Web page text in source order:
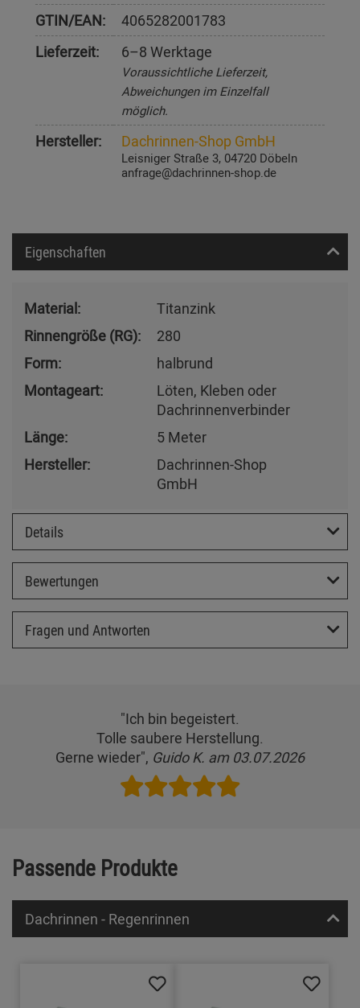
GTIN/EAN:
4065282001783
Lieferzeit:
6–8 Werktage
Voraussichtliche Lieferzeit,
Abweichungen im Einzelfall
möglich.
Hersteller: Dachrinnen-Shop GmbH
Leisniger Straße 3, 04720 Döbeln
anfrage@dachrinnen-shop.de
Eigenschaften
Material:
Titanzink
Rinnengröße (RG):
280
Form:
halbrund
Montageart:
Löten, Kleben oder
Dachrinnenverbinder
Länge:
5 Meter
Hersteller:
Dachrinnen-Shop
GmbH
Details
Bewertungen
Fragen und Antworten
"Ich bin begeistert.
Tolle saubere Herstellung.
Gerne wieder", Guido K. am 03.07.2026
Passende Produkte
Dachrinnen - Regenrinnen